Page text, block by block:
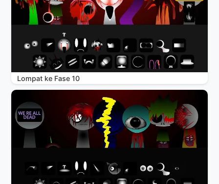
Lompat ke Fase 10